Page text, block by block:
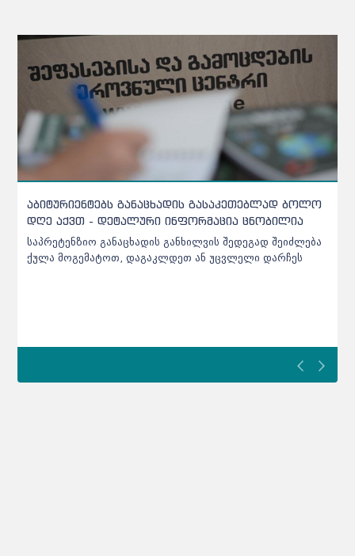
საბაკალავრო და სამაგისტრო პროგრამებზე
მისაღები ადგილები იზრდება - განათლების
მინისტრი
სექტემბრიდან აგრარული მიმართულების პროგრამებზე